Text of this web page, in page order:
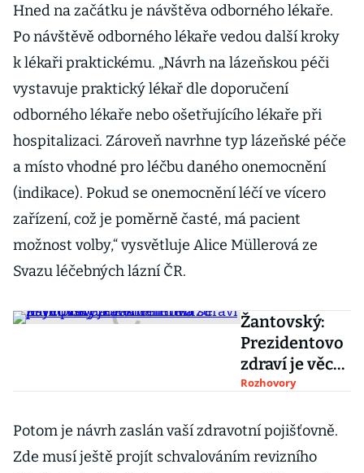
Hned na začátku je návštěva odborného lékaře.
Po návštěvě odborného lékaře vedou další kroky
k lékaři praktickému. „Návrh na lázeňskou péči
vystavuje praktický lékař dle doporučení
odborného lékaře nebo ošetřujícího lékaře při
hospitalizaci. Zároveň navrhne typ lázeňské péče
a místo vhodné pro léčbu daného onemocnění
(indikace). Pokud se onemocnění léčí ve vícero
zařízení, což je poměrně časté, má pacient
možnost volby,“ vysvětluje Alice Müllerová ze
Svazu léčebných lázní ČR.
Žantovský:
Prezidentovo
zdraví je věc
veřejná. Ale
pravda.
Zeman není
Rozhovory
Potom je návrh zaslán vaší zdravotní pojišťovně.
Zde musí ještě projít schvalováním revizního